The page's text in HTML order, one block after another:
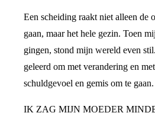
Een scheiding raakt niet alleen de
gaan, maar het hele gezin. Toen
gingen, stond mijn wereld even
geleerd om met verandering en
schuldgevoel en gemis om te gaan.
IK ZAG MIJN MOEDER